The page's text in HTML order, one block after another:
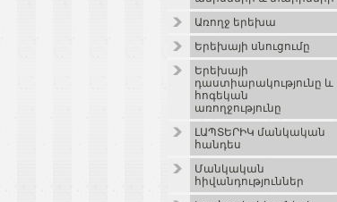
Առողջ երեխա
Երեխայի սնուցումը
Երեխայի
դաստիարակությունը և
հոգեկան
առողջությունը
ԼԱՊՏԵՐԻԿ մանկական
հանդես
Մանկական
հիվանդություններ